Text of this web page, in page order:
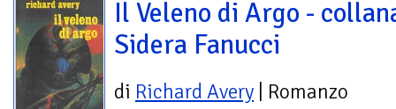
Il Veleno di Argo -
Sidera Fanucci
di Richard Avery | Romanzo